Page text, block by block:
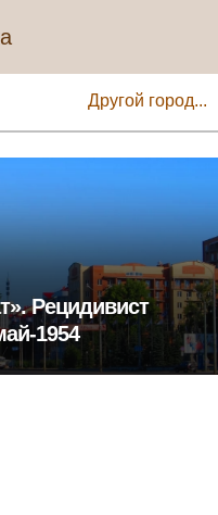
Другой город...
Рецидивист
1954